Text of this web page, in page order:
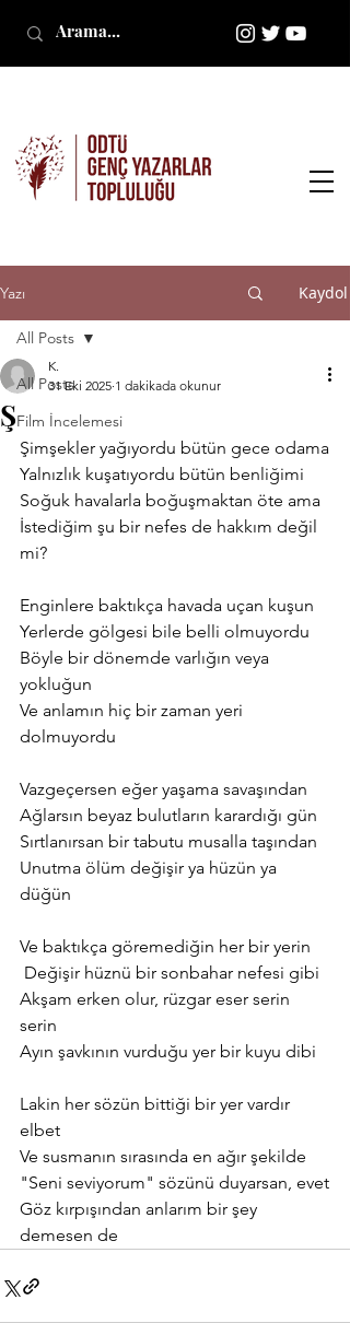
Yazı Kaydol
All Posts
Film İncelemesi
All Posts
Ş
K.
31 Eki 2025 1 dakikada okunur
Şimşekler yağıyordu bütün gece odama
Yalnızlık kuşatıyordu bütün benliğimi
Soğuk havalarla boğuşmaktan öte ama
İstediğim şu bir nefes de hakkım değil
mi?
Enginlere baktıkça havada uçan kuşun
Yerlerde gölgesi bile belli olmuyordu
Böyle bir dönemde varlığın veya
yokluğun
Ve anlamın hiç bir zaman yeri
dolmuyordu
Vazgeçersen eğer yaşama savaşından
Ağlarsın beyaz bulutların karardığı gün
Sırtlanırsan bir tabutu musalla taşından
Unutma ölüm değişir ya hüzün ya
düğün
Ve baktıkça göremediğin her bir yerin
Değişir hüznü bir sonbahar nefesi gibi
Akşam erken olur, rüzgar eser serin
serin
Ayın şavkının vurduğu yer bir kuyu dibi
Lakin her sözün bittiği bir yer vardır
elbet
Ve susmanın sırasında en ağır şekilde
"Seni seviyorum" sözünü duyarsan, evet
Göz kırpışından anlarım bir şey
demesen de